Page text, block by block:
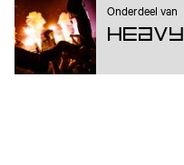
Onderdeel van
Heavy